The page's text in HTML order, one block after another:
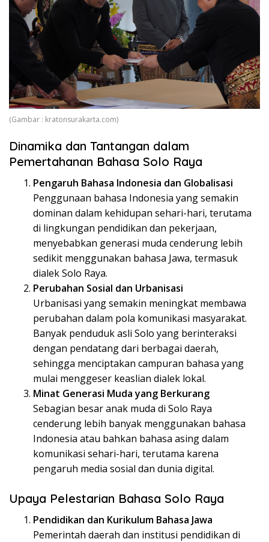
(Gambar : kratonsurakarta.com)
Dinamika dan Tantangan dalam
Pemertahanan Bahasa Solo Raya
Pengaruh Bahasa Indonesia dan Globalisasi
Penggunaan bahasa Indonesia yang semakin
dominan dalam kehidupan sehari-hari, terutama
di lingkungan pendidikan dan pekerjaan,
menyebabkan generasi muda cenderung lebih
sedikit menggunakan bahasa Jawa, termasuk
dialek Solo Raya.
Perubahan Sosial dan Urbanisasi
Urbanisasi yang semakin meningkat membawa
perubahan dalam pola komunikasi masyarakat.
Banyak penduduk asli Solo yang berinteraksi
dengan pendatang dari berbagai daerah,
sehingga menciptakan campuran bahasa yang
mulai menggeser keaslian dialek lokal.
Minat Generasi Muda yang Berkurang
Sebagian besar anak muda di Solo Raya
cenderung lebih banyak menggunakan bahasa
Indonesia atau bahkan bahasa asing dalam
komunikasi sehari-hari, terutama karena
pengaruh media sosial dan dunia digital.
Upaya Pelestarian Bahasa Solo Raya
Pendidikan dan Kurikulum Bahasa Jawa
Pemerintah daerah dan institusi pendidikan di